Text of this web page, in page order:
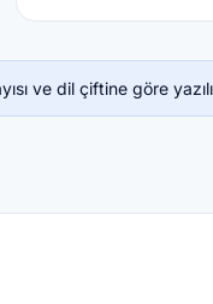
ve dil çiftine göre